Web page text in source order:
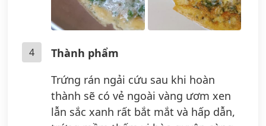
4
Thành phẩm
Trứng rán ngải cứu sau khi hoàn
thành sẽ có vẻ ngoài vàng ươm xen
lẫn sắc xanh rất bắt mắt và hấp dẫn,